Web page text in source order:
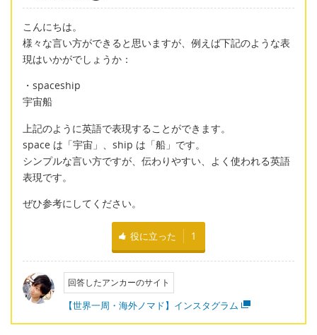
こんにちは。
様々な言い方ができると思いますが、例えば下記のような表
現はいかがでしょうか：
・spaceship
宇宙船
上記のように英語で表現することができます。
space は「宇宙」、ship は「船」です。
シンプルな言い方ですが、伝わりやすい、よく使われる英語
表現です。
ぜひ参考にしてください。
役に立った 1
回答したアンカーのサイト
【世界一周・海外ノマド】インスタグラム